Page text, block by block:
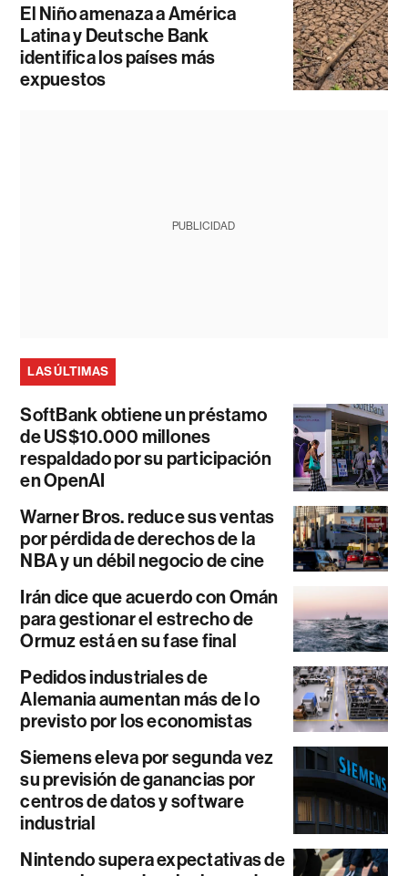
El Niño amenaza a América
Latina y Deutsche Bank
identifica los países más
expuestos
PUBLICIDAD
LAS ÚLTIMAS
SoftBank obtiene un préstamo
de US$10.000 millones
respaldado por su participación
en OpenAI
Warner Bros. reduce sus ventas
por pérdida de derechos de la
NBA y un débil negocio de cine
Irán dice que acuerdo con Omán
para gestionar el estrecho de
Ormuz está en su fase final
Pedidos industriales de
Alemania aumentan más de lo
previsto por los economistas
Siemens eleva por segunda vez
su previsión de ganancias por
centros de datos y software
industrial
Nintendo supera expectativas de